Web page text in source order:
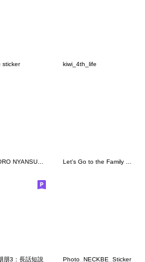
sticker kiwi_4th_life
朋3：長話短說 Photo_NECKBE_Sticker